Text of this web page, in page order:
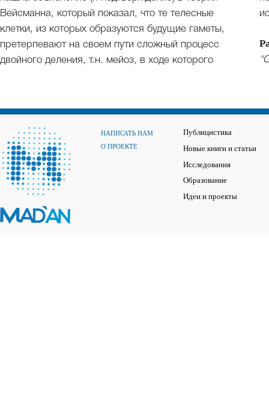
Вейсманна, который показал, что те телесные
клетки, из которых образуются будущие гаметы,
претерпевают на своем пути сложный процесс
двойного деления, т.н. мейоз, в ходе которого
НАПИСАТЬ НАМ
О ПРОЕКТЕ
Публицистика
Новые книги и статьи
Исследования
Образование
Идеи и проекты